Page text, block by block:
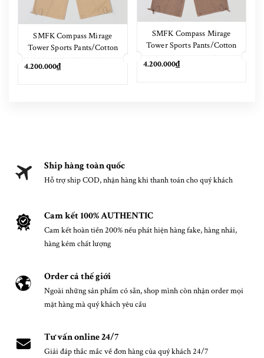
SMFK Compass Mirage
Tower Sports Pants/Cotton
4.200.000₫
SMFK Compass Mirage
Tower Sports Pants/Cotton
4.200.000₫
Ship hàng toàn quốc
Hỗ trợ ship COD, nhận hàng khi thanh toán cho quý khách
Cam kết 100% AUTHENTIC
Cam kết hoàn tiền 200% nếu phát hiện hàng fake, hàng nhái,
hàng kém chất lượng
Order cả thế giới
Ngoài những sản phẩm có sẵn, shop mình còn nhận order mọi
mặt hàng mà quý khách yêu cầu
Tư vấn online 24/7
Giải đáp thắc mắc về đơn hàng của quý khách 24/7